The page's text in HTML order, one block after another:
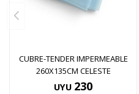
CUBRE-TENDER IMPERMEABLE
260X135CM CELESTE
UYU 230